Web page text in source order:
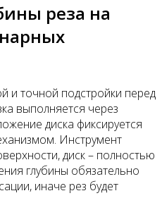
реза на
и точной подстройки перед
выполняется через
диска фиксируется
Инструмент
диск – полностью
глубины обязательно
иначе рез будет